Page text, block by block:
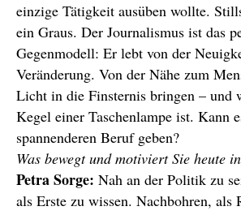
einzige Tätigkeit ausüben wollte.
ein Graus. Der Journalismus ist das
Gegenmodell: Er lebt von der
Veränderung. Von der Nähe zum
Licht in die Finsternis bringen – und
Kegel einer Taschenlampe ist. Kann
spannenderen Beruf geben?
Was bewegt und motiviert Sie heute
Petra Sorge: Nah an der Politik zu
als Erste zu wissen. Nachbohren, als